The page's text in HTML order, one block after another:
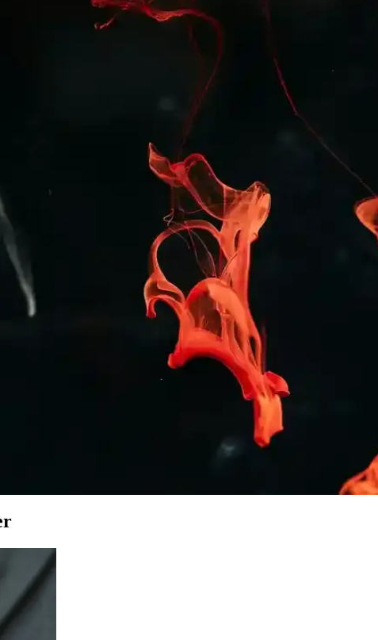
ve Konforlu Giyim Seçeneği
rahatlık ve stil sunar, uzun ömürlü ve kolay bakım avantajıyla evde
Konfor
bulunur, uygun fiyat ve kalite dengesi önemlidir, yaz aylarında
Sunan Modern Tasarım
sunar, nefes alabilir yapısıyla gün boyu konfor sağlar.
ve kumaş seçenekleriyle ev giyiminde ideal tercihlerin başında gelir.
ve Konforlu Koleksiyonlar
Günlük ve resmi tarzlara uygun modellerle kendinizi ifade edin.
tasarımıyla yaz aylarına uygun konfor sağlar.
modeller ve kombinasyon önerileriyle stilinizi tamamlayın.
ideal tercih. Günlük, spor ve resmi olmayan ortamlar için uygun